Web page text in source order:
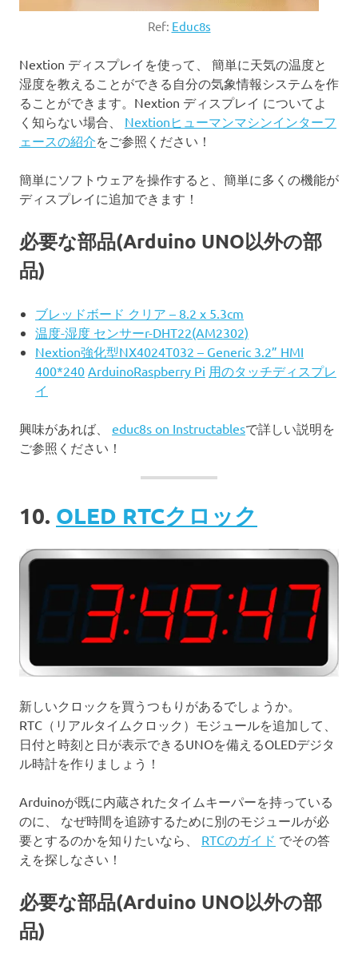
Ref: Educ8s
Nextion ディスプレイを使って、 簡単に天気の温度と
湿度を教えることができる自分の気象情報システムを作
ることができます。Nextion ディスプレイ についてよ
く知らない場合、 Nextionヒューマンマシンインターフ
ェースの紹介をご参照ください！
簡単にソフトウェアを操作すると、簡単に多くの機能が
ディスプレイに追加できます！
必要な部品(Arduino UNO以外の部
品)
ブレッドボード クリア – 8.2 x 5.3cm
温度-湿度 センサーr-DHT22(AM2302)
Nextion強化型NX4024T032 – Generic 3.2” HMI
400*240 ArduinoRaspberry Pi 用のタッチディスプレ
イ
興味があれば、 educ8s on Instructablesで詳しい説明を
ご参照ください！
10. OLED RTCクロック
新しいクロックを買うつもりがあるでしょうか。
RTC（リアルタイムクロック）モジュールを追加して、
日付と時刻と日が表示できるUNOを備えるOLEDデジタ
ル時計を作りましょう！
Arduinoが既に内蔵されたタイムキーパーを持っている
のに、 なぜ時間を追跡するために別のモジュールが必
要とするのかを知りたいなら、 RTCのガイド でその答
えを探しなさい！
必要な部品(Arduino UNO以外の部
品)